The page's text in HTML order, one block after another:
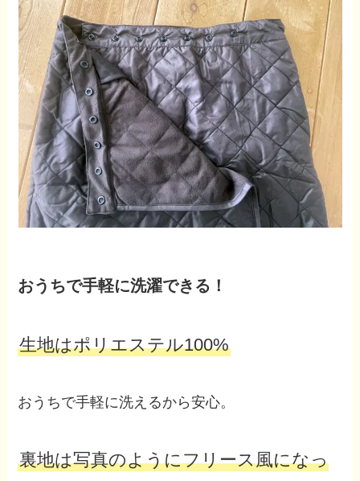
おうちで手軽に洗濯できる！
生地はポリエステル100%
おうちで手軽に洗えるから安心。
裏地は写真のようにフリース風になっ